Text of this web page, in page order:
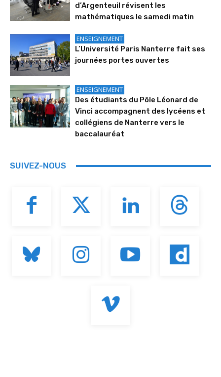
d’Argenteuil révisent les
mathématiques le samedi matin
ENSEIGNEMENT
L’Université Paris Nanterre fait ses
journées portes ouvertes
ENSEIGNEMENT
Des étudiants du Pôle Léonard de
Vinci accompagnent des lycéens et
collégiens de Nanterre vers le
baccalauréat
SUIVEZ-NOUS